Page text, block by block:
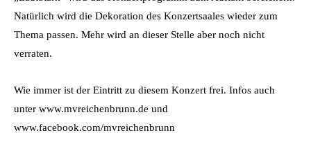
Natürlich wird die Dekoration des Konzertsaales wieder zum
Thema passen. Mehr wird an dieser Stelle aber noch nicht
verraten.
Wie immer ist der Eintritt zu diesem Konzert frei. Infos auch
unter www.mvreichenbrunn.de und
www.facebook.com/mvreichenbrunn